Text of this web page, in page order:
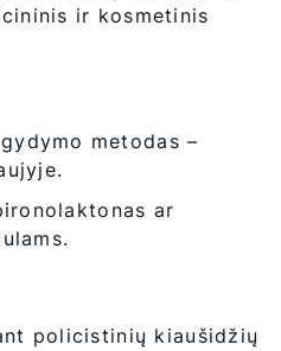
ir kosmetinis
metodas –
ar
policistinių kiaušidžių